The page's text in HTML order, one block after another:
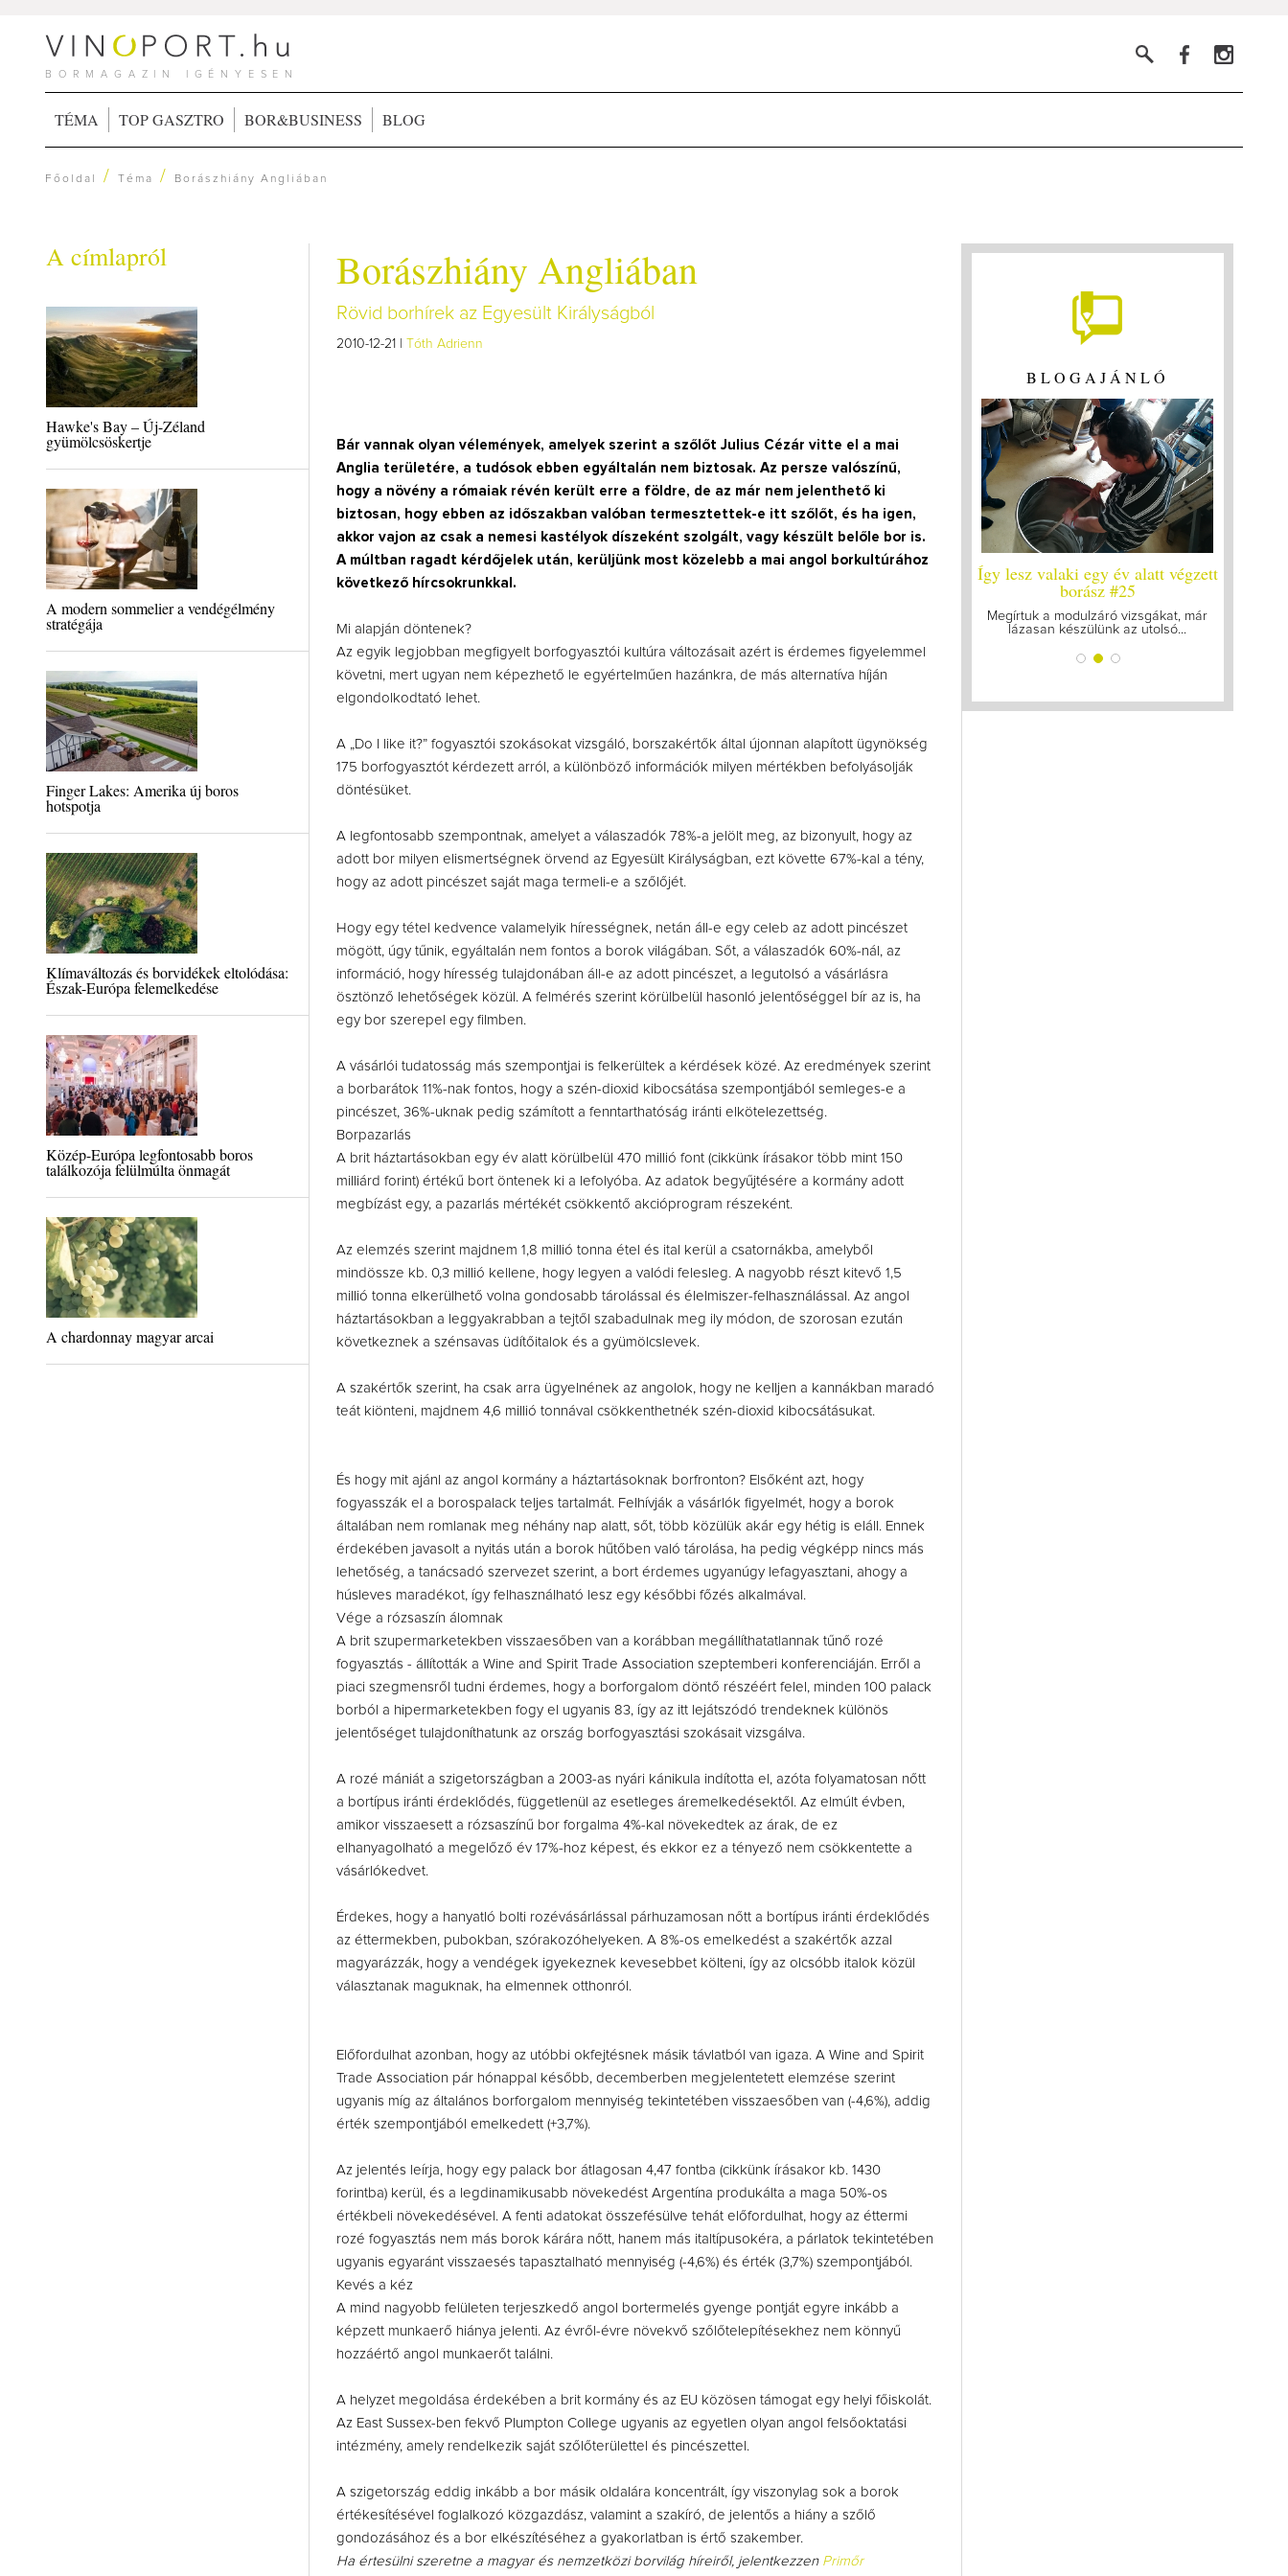
BORMAGAZIN IGÉNYESEN
TÉMA TOP GASZTRO BOR&BUSINESS BLOG
Főoldal /Téma / Borászhiány Angliában
A címlapról
Hawke's Bay – Új-Zéland
gyümölcsöskertje
A modern sommelier a vendégélmény
stratégája
Finger Lakes: Amerika új boros
hotspotja
Klímaváltozás és borvidékek eltolódása:
Észak-Európa felemelkedése
Közép-Európa legfontosabb boros
találkozója felülmúlta önmagát
A chardonnay magyar arcai
Borászhiány Angliában
Rövid borhírek az Egyesült Királyságból
2010-12-21 | Tóth Adrienn
Bár vannak olyan vélemények, amelyek szerint a szőlőt Julius Cézár vitte el a mai
Anglia területére, a tudósok ebben egyáltalán nem biztosak. Az persze valószínű,
hogy a növény a rómaiak révén került erre a földre, de az már nem jelenthető ki
biztosan, hogy ebben az időszakban valóban termesztettek-e itt szőlőt, és ha igen,
akkor vajon az csak a nemesi kastélyok díszeként szolgált, vagy készült belőle bor is.
A múltban ragadt kérdőjelek után, kerüljünk most közelebb a mai angol borkultúrához
következő hírcsokrunkkal.
Mi alapján döntenek?
Az egyik legjobban megfigyelt borfogyasztói kultúra változásait azért is érdemes figyelemmel
követni, mert ugyan nem képezhető le egyértelműen hazánkra, de más alternatíva híján
elgondolkodtató lehet.
A „Do I like it?” fogyasztói szokásokat vizsgáló, borszakértők által újonnan alapított ügynökség
175 borfogyasztót kérdezett arról, a különböző információk milyen mértékben befolyásolják
döntésüket.
A legfontosabb szempontnak, amelyet a válaszadók 78%-a jelölt meg, az bizonyult, hogy az
adott bor milyen elismertségnek örvend az Egyesült Királyságban, ezt követte 67%-kal a tény,
hogy az adott pincészet saját maga termeli-e a szőlőjét.
Hogy egy tétel kedvence valamelyik hírességnek, netán áll-e egy celeb az adott pincészet
mögött, úgy tűnik, egyáltalán nem fontos a borok világában. Sőt, a válaszadók 60%-nál, az
információ, hogy híresség tulajdonában áll-e az adott pincészet, a legutolsó a vásárlásra
ösztönző lehetőségek közül. A felmérés szerint körülbelül hasonló jelentőséggel bír az is, ha
egy bor szerepel egy filmben.
A vásárlói tudatosság más szempontjai is felkerültek a kérdések közé. Az eredmények szerint
a borbarátok 11%-nak fontos, hogy a szén-dioxid kibocsátása szempontjából semleges-e a
pincészet, 36%-uknak pedig számított a fenntarthatóság iránti elkötelezettség.
Borpazarlás
A brit háztartásokban egy év alatt körülbelül 470 millió font (cikkünk írásakor több mint 150
milliárd forint) értékű bort öntenek ki a lefolyóba. Az adatok begyűjtésére a kormány adott
megbízást egy, a pazarlás mértékét csökkentő akcióprogram részeként.
Az elemzés szerint majdnem 1,8 millió tonna étel és ital kerül a csatornákba, amelyből
mindössze kb. 0,3 millió kellene, hogy legyen a valódi felesleg. A nagyobb részt kitevő 1,5
millió tonna elkerülhető volna gondosabb tárolással és élelmiszer-felhasználással. Az angol
háztartásokban a leggyakrabban a tejtől szabadulnak meg ily módon, de szorosan ezután
következnek a szénsavas üdítőitalok és a gyümölcslevek.
A szakértők szerint, ha csak arra ügyelnének az angolok, hogy ne kelljen a kannákban maradó
teát kiönteni, majdnem 4,6 millió tonnával csökkenthetnék szén-dioxid kibocsátásukat.
És hogy mit ajánl az angol kormány a háztartásoknak borfronton? Elsőként azt, hogy
fogyasszák el a borospalack teljes tartalmát. Felhívják a vásárlók figyelmét, hogy a borok
általában nem romlanak meg néhány nap alatt, sőt, több közülük akár egy hétig is eláll. Ennek
érdekében javasolt a nyitás után a borok hűtőben való tárolása, ha pedig végképp nincs más
lehetőség, a tanácsadó szervezet szerint, a bort érdemes ugyanúgy lefagyasztani, ahogy a
húsleves maradékot, így felhasználható lesz egy későbbi főzés alkalmával.
Vége a rózsaszín álomnak
A brit szupermarketekben visszaesőben van a korábban megállíthatatlannak tűnő rozé
fogyasztás - állították a Wine and Spirit Trade Association szeptemberi konferenciáján. Erről a
piaci szegmensről tudni érdemes, hogy a borforgalom döntő részéért felel, minden 100 palack
borból a hipermarketekben fogy el ugyanis 83, így az itt lejátszódó trendeknek különös
jelentőséget tulajdoníthatunk az ország borfogyasztási szokásait vizsgálva.
A rozé mániát a szigetországban a 2003-as nyári kánikula indította el, azóta folyamatosan nőtt
a bortípus iránti érdeklődés, függetlenül az esetleges áremelkedésektől. Az elmúlt évben,
amikor visszaesett a rózsaszínű bor forgalma 4%-kal növekedtek az árak, de ez
elhanyagolható a megelőző év 17%-hoz képest, és ekkor ez a tényező nem csökkentette a
vásárlókedvet.
Érdekes, hogy a hanyatló bolti rozévásárlással párhuzamosan nőtt a bortípus iránti érdeklődés
az éttermekben, pubokban, szórakozóhelyeken. A 8%-os emelkedést a szakértők azzal
magyarázzák, hogy a vendégek igyekeznek kevesebbet költeni, így az olcsóbb italok közül
választanak maguknak, ha elmennek otthonról.
Előfordulhat azonban, hogy az utóbbi okfejtésnek másik távlatból van igaza. A Wine and Spirit
Trade Association pár hónappal később, decemberben megjelentetett elemzése szerint
ugyanis míg az általános borforgalom mennyiség tekintetében visszaesőben van (-4,6%), addig
érték szempontjából emelkedett (+3,7%).
Az jelentés leírja, hogy egy palack bor átlagosan 4,47 fontba (cikkünk írásakor kb. 1430
forintba) kerül, és a legdinamikusabb növekedést Argentína produkálta a maga 50%-os
értékbeli növekedésével. A fenti adatokat összefésülve tehát előfordulhat, hogy az éttermi
rozé fogyasztás nem más borok kárára nőtt, hanem más italtípusokéra, a párlatok tekintetében
ugyanis egyaránt visszaesés tapasztalható mennyiség (-4,6%) és érték (3,7%) szempontjából.
Kevés a kéz
A mind nagyobb felületen terjeszkedő angol bortermelés gyenge pontját egyre inkább a
képzett munkaerő hiánya jelenti. Az évről-évre növekvő szőlőtelepítésekhez nem könnyű
hozzáértő angol munkaerőt találni.
A helyzet megoldása érdekében a brit kormány és az EU közösen támogat egy helyi főiskolát.
Az East Sussex-ben fekvő Plumpton College ugyanis az egyetlen olyan angol felsőoktatási
intézmény, amely rendelkezik saját szőlőterülettel és pincészettel.
A szigetország eddig inkább a bor másik oldalára koncentrált, így viszonylag sok a borok
értékesítésével foglalkozó közgazdász, valamint a szakíró, de jelentős a hiány a szőlő
gondozásához és a bor elkészítéséhez a gyakorlatban is értő szakember.
Ha értesülni szeretne a magyar és nemzetközi borvilág híreiről, jelentkezzen Primőr
BLOGAJÁNLÓ
Így lesz valaki egy év alatt végzett
pillanatokat válogattam össze...
Így lesz valaki egy év alatt végzett
borász #25
Megírtuk a modulzáró vizsgákat, már
lázasan készülünk az utolsó...